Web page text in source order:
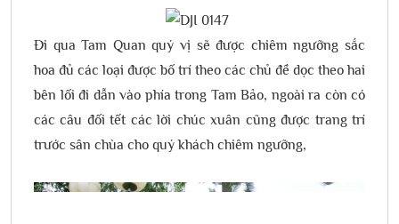
Đi qua Tam Quan quý vị sẽ được chiêm ngưỡng sắc
hoa đủ các loại được bố trí theo các chủ đề dọc theo hai
bên lối đi dẫn vào phía trong Tam Bảo, ngoài ra còn có
các câu đối tết các lời chúc xuân cũng được trang trí
trước sân chùa cho quý khách chiêm ngưỡng,